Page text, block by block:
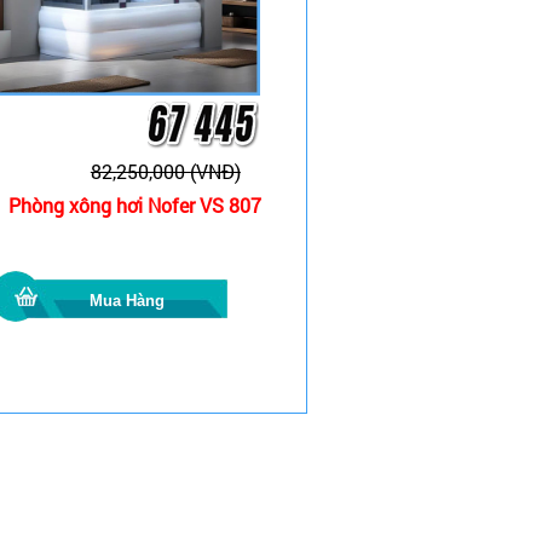
82,250,000 (VNĐ)
Phòng xông hơi Nofer VS 807